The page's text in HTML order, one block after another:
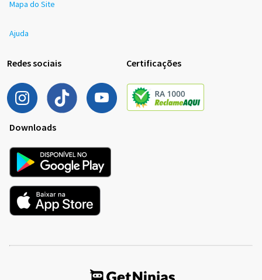
Mapa do Site
Ajuda
Redes sociais Certificações
Downloads